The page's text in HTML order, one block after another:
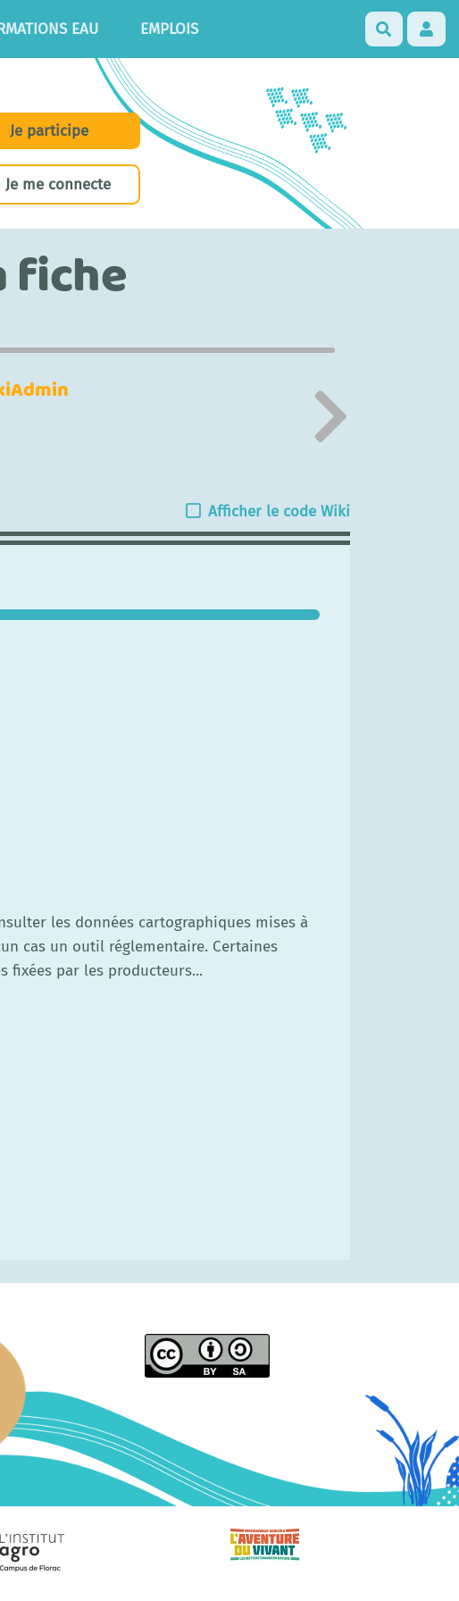
EAU EMPLOIS
Je participe
Je me connecte
fiche
Afficher le code Wiki
les données cartographiques mises à
cas un outil réglementaire. Certaines
fixées par les producteurs...